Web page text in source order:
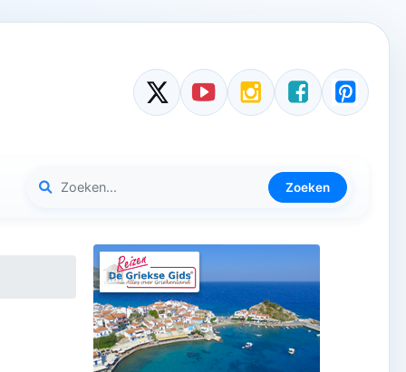
Zoeken